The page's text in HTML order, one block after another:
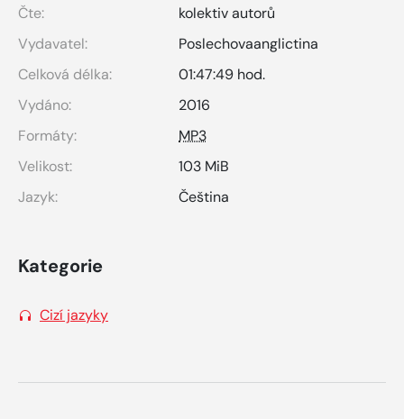
Čte:
kolektiv autorů
Vydavatel:
Poslechovaanglictina
Celková délka:
01:47:49 hod.
Vydáno:
2016
Formáty:
MP3
Velikost:
103 MiB
Jazyk:
Čeština
Kategorie
Cizí jazyky